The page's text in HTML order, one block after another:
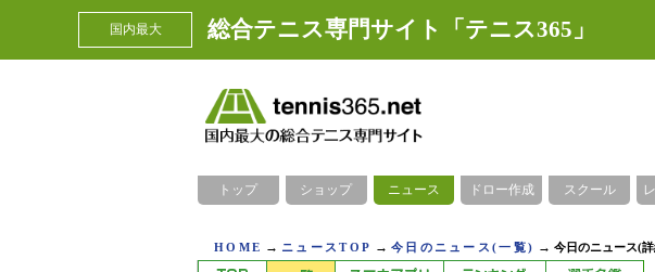
国内最大 総合テニス専門サイト「テニス365」
トップ ショップ ニュース ドロー作成 スクール
HOME → ニュースTOP →今日のニュース(一覧) →今日のニュース(